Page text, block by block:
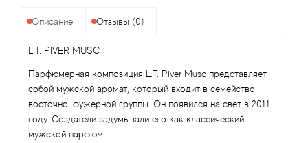
Описание Отзывы (0)
L.T. PIVER MUSC
Парфюмерная композиция L.T. Piver Musc представляет
собой мужской аромат, который входит в семейство
восточно-фужерной группы. Он появился на свет в 2011
году. Создатели задумывали его как классический
мужской парфюм.
Alaia Paris
Alexander McQueen
Alexandre Barthet
Alexandre J